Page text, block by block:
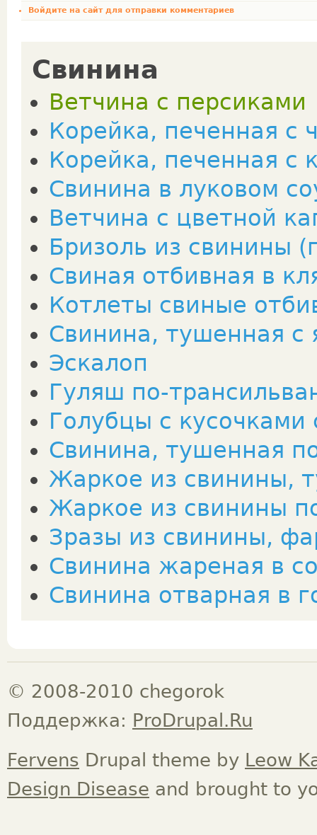
Войдите на сайтдля отправки комментариев
Свинина
Ветчина с персиками
Корейка, печенная с
Корейка, печенная с
Свинина в луковом
Ветчина с цветной
Бризоль из свинины
Свиная отбивная в
Котлеты свиные
Свинина, тушенная с
Эскалоп
Гуляш по-
Голубцы с кусочками
Свинина, тушенная
Жаркое из свинины,
Жаркое из свинины
Зразы из свинины,
Свинина жареная в
Свинина отварная в
© 2008-2010 chegorok
Поддержка: ProDrupal.Ru
Fervens Drupal theme by Leow
Design Disease and brought to